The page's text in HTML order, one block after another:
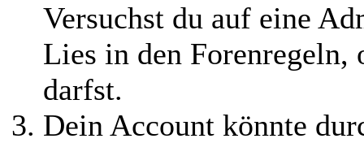
Versuchst du auf eine
Lies in den Forenregeln,
darfst.
Dein Account könnte